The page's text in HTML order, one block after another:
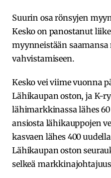
Suurin osa rönsyjen
Kesko on panostanut
myynneistään
vahvistamiseen.
Kesko vei viime vuonna
Lähikaupan oston, ja K-
lähimarkkinassa lähes
ansiosta lähikauppojen
kasvaen lähes 400
Lähikaupan oston
selkeä